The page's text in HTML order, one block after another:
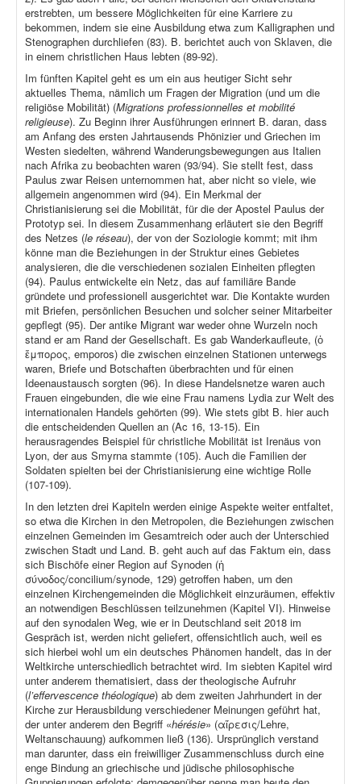
erstrebten, um bessere Möglichkeiten für eine Karriere zu
bekommen, indem sie eine Ausbildung etwa zum Kalligraphen und
Stenographen durchliefen (83). B. berichtet auch von Sklaven, die
in einem christlichen Haus lebten (89-92).
Im fünften Kapitel geht es um ein aus heutiger Sicht sehr
aktuelles Thema, nämlich um Fragen der Migration (und um die
religiöse Mobilität) (Migrations professionnelles et mobilité
religieuse). Zu Beginn ihrer Ausführungen erinnert B. daran, dass
am Anfang des ersten Jahrtausends Phönizier und Griechen im
Westen siedelten, während Wanderungsbewegungen aus Italien
nach Afrika zu beobachten waren (93/94). Sie stellt fest, dass
Paulus zwar Reisen unternommen hat, aber nicht so viele, wie
allgemein angenommen wird (94). Ein Merkmal der
Christianisierung sei die Mobilität, für die der Apostel Paulus der
Prototyp sei. In diesem Zusammenhang erläutert sie den Begriff
des Netzes (le réseau), der von der Soziologie kommt; mit ihm
könne man die Beziehungen in der Struktur eines Gebietes
analysieren, die die verschiedenen sozialen Einheiten pflegten
(94). Paulus entwickelte ein Netz, das auf familiäre Bande
gründete und professionell ausgerichtet war. Die Kontakte wurden
mit Briefen, persönlichen Besuchen und solcher seiner Mitarbeiter
gepflegt (95). Der antike Migrant war weder ohne Wurzeln noch
stand er am Rand der Gesellschaft. Es gab Wanderkaufleute, (ὁ
ἔμπορος, emporos) die zwischen einzelnen Stationen unterwegs
waren, Briefe und Botschaften überbrachten und für einen
Ideenaustausch sorgten (96). In diese Handelsnetze waren auch
Frauen eingebunden, die wie eine Frau namens Lydia zur Welt des
internationalen Handels gehörten (99). Wie stets gibt B. hier auch
die entscheidenden Quellen an (Ac 16, 13-15). Ein
herausragendes Beispiel für christliche Mobilität ist Irenäus von
Lyon, der aus Smyrna stammte (105). Auch die Familien der
Soldaten spielten bei der Christianisierung eine wichtige Rolle
(107-109).
In den letzten drei Kapiteln werden einige Aspekte weiter entfaltet,
so etwa die Kirchen in den Metropolen, die Beziehungen zwischen
einzelnen Gemeinden im Gesamtreich oder auch der Unterschied
zwischen Stadt und Land. B. geht auch auf das Faktum ein, dass
sich Bischöfe einer Region auf Synoden (ἡ
σύνοδος/concilium/synode, 129) getroffen haben, um den
einzelnen Kirchengemeinden die Möglichkeit einzuräumen, effektiv
an notwendigen Beschlüssen teilzunehmen (Kapitel VI). Hinweise
auf den synodalen Weg, wie er in Deutschland seit 2018 im
Gespräch ist, werden nicht geliefert, offensichtlich auch, weil es
sich hierbei wohl um ein deutsches Phänomen handelt, das in der
Weltkirche unterschiedlich betrachtet wird. Im siebten Kapitel wird
unter anderem thematisiert, dass der theologische Aufruhr
(l’effervescence théologique) ab dem zweiten Jahrhundert in der
Kirche zur Herausbildung verschiedener Meinungen geführt hat,
der unter anderem den Begriff «hérésie» (αἵρεσις/Lehre,
Weltanschauung) aufkommen ließ (136). Ursprünglich verstand
man darunter, dass ein freiwilliger Zusammenschluss durch eine
enge Bindung an griechische und jüdische philosophische